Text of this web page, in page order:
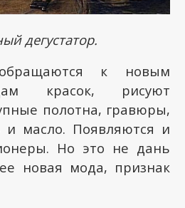
дегустатор.
к новым
красок, рисуют
полотна, гравюры,
и масло. Появляются и
Но это не дань
новая мода, признак